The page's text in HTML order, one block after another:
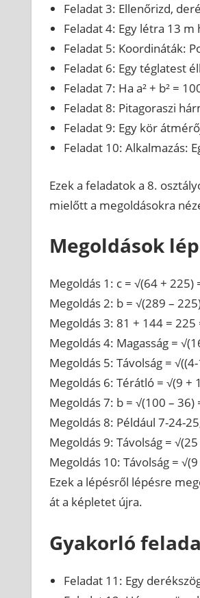
Feladat 3: Ellenőrizd,
Feladat 4: Egy létra 13
Feladat 5: Koordináták:
Feladat 6: Egy téglatest
Feladat 7: Ha a² + b² =
Feladat 8: Pitagoraszi
Feladat 9: Egy kör
Feladat 10: Alkalmazás:
Ezek a feladatok a 8.
mielőtt a megoldásokra
Megoldások
Megoldás 1: c = √(64 +
Megoldás 2: b = √(289 –
Megoldás 3: 81 + 144 =
Megoldás 4: Magasság =
Megoldás 5: Távolság =
Megoldás 6: Térátló = √(9 +
Megoldás 7: b = √(100 –
Megoldás 8: Például 7-24-
Megoldás 9: Távolság =
Megoldás 10: Távolság =
Ezek a lépésről lépésre
át a képletet újra.
Gyakorló
Feladat 11: Egy